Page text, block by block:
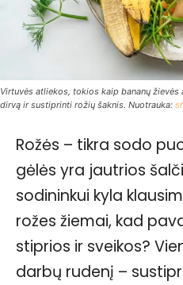
Virtuvės atliekos, tokios kaip bananų
dirvą ir sustiprinti rožių šaknis. Nuotrauka:
Rožės – tikra sodo
gėlės yra jautrios
sodininkui kyla
rožes žiemai, kad
stiprios ir sveikos?
darbų rudenį –